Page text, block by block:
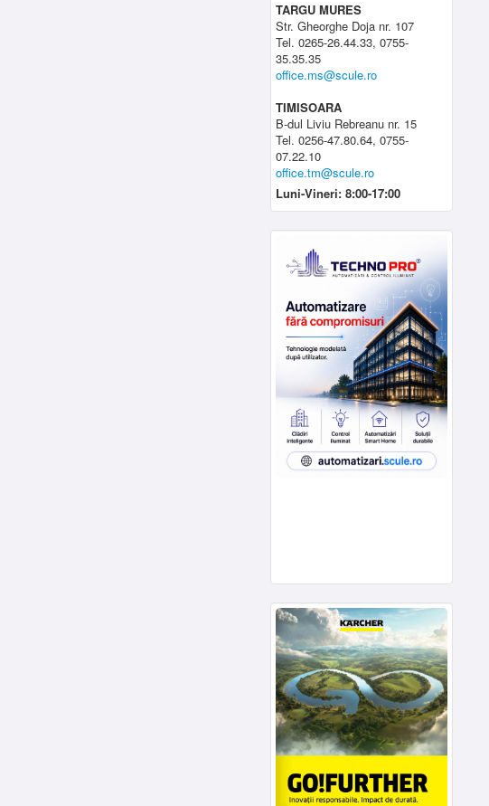
TARGU MURES
Str. Gheorghe Doja nr. 107
Tel. 0265-26.44.33, 0755-
35.35.35
office.ms@scule.ro
TIMISOARA
B-dul Liviu Rebreanu nr. 15
Tel. 0256-47.80.64, 0755-
07.22.10
office.tm@scule.ro
Luni-Vineri: 8:00-17:00